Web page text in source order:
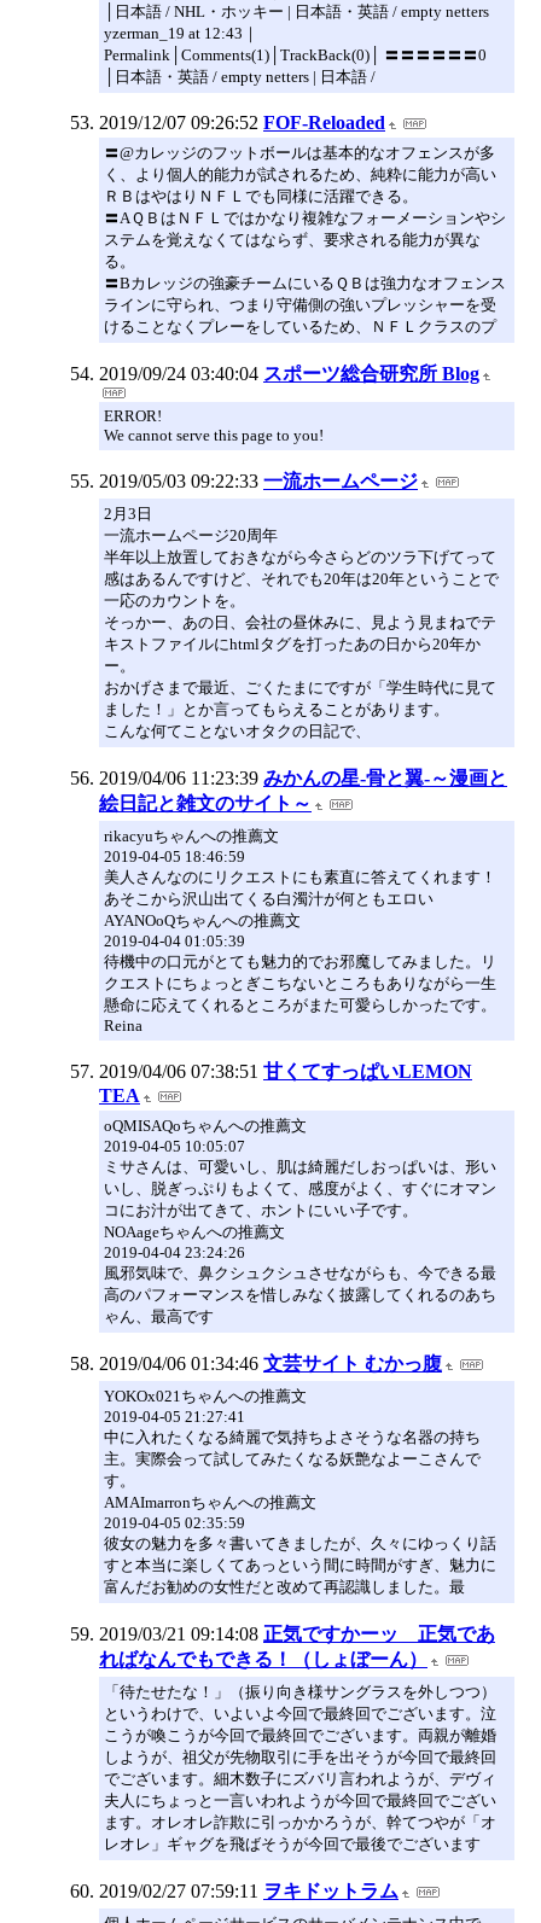
│日本語 / NHL・ホッキー | 日本語・英語 / empty netters
yzerman_19 at 12:43｜
Permalink│Comments(1)│TrackBack(0)│ 〓〓〓〓〓〓0
│日本語・英語 / empty netters | 日本語 /
2019/12/07 09:26:52 FOF-Reloaded
〓@カレッジのフットボールは基本的なオフェンスが多
く、より個人的能力が試されるため、純粋に能力が高い
ＲＢはやはりＮＦＬでも同様に活躍できる。
〓AＱＢはＮＦＬではかなり複雑なフォーメーションやシ
ステムを覚えなくてはならず、要求される能力が異な
る。
〓Bカレッジの強豪チームにいるＱＢは強力なオフェンス
ラインに守られ、つまり守備側の強いプレッシャーを受
けることなくプレーをしているため、ＮＦＬクラスのプ
2019/09/24 03:40:04 スポーツ総合研究所 Blog
ERROR!
We cannot serve this page to you!
2019/05/03 09:22:33 一流ホームページ
2月3日
一流ホームページ20周年
半年以上放置しておきながら今さらどのツラ下げてって
感はあるんですけど、それでも20年は20年ということで
一応のカウントを。
そっかー、あの日、会社の昼休みに、見よう見まねでテ
キストファイルにhtmlタグを打ったあの日から20年か
ー。
おかげさまで最近、ごくたまにですが「学生時代に見て
ました！」とか言ってもらえることがあります。
こんな何てことないオタクの日記で、
2019/04/06 11:23:39 みかんの星-骨と翼-～漫画と
絵日記と雑文のサイト～
rikacyuちゃんへの推薦文
2019-04-05 18:46:59
美人さんなのにリクエストにも素直に答えてくれます！
あそこから沢山出てくる白濁汁が何ともエロい
AYANOoQちゃんへの推薦文
2019-04-04 01:05:39
待機中の口元がとても魅力的でお邪魔してみました。リ
クエストにちょっとぎこちないところもありながら一生
懸命に応えてくれるところがまた可愛らしかったです。
Reina
2019/04/06 07:38:51 甘くてすっぱいLEMON
TEA
oQMISAQoちゃんへの推薦文
2019-04-05 10:05:07
ミサさんは、可愛いし、肌は綺麗だしおっぱいは、形い
いし、脱ぎっぷりもよくて、感度がよく、すぐにオマン
コにお汁が出てきて、ホントにいい子です。
NOAageちゃんへの推薦文
2019-04-04 23:24:26
風邪気味で、鼻クシュクシュさせながらも、今できる最
高のパフォーマンスを惜しみなく披露してくれるのあち
ゃん、最高です
2019/04/06 01:34:46 文芸サイト むかっ腹
YOKOx021ちゃんへの推薦文
2019-04-05 21:27:41
中に入れたくなる綺麗で気持ちよさそうな名器の持ち
主。実際会って試してみたくなる妖艶なよーこさんで
す。
AMAImarronちゃんへの推薦文
2019-04-05 02:35:59
彼女の魅力を多々書いてきましたが、久々にゆっくり話
すと本当に楽しくてあっという間に時間がすぎ、魅力に
富んだお勧めの女性だと改めて再認識しました。最
2019/03/21 09:14:08 正気ですかーッ 正気であ
ればなんでもできる！（しょぼーん）
「待たせたな！」（振り向き様サングラスを外しつつ）
というわけで、いよいよ今回で最終回でございます。泣
こうが喚こうが今回で最終回でございます。両親が離婚
しようが、祖父が先物取引に手を出そうが今回で最終回
でございます。細木数子にズバリ言われようが、デヴィ
夫人にちょっと一言いわれようが今回で最終回でござい
ます。オレオレ詐欺に引っかかろうが、幹てつやが「オ
レオレ」ギャグを飛ばそうが今回で最後でございます
2019/02/27 07:59:11 ヲキドットラム